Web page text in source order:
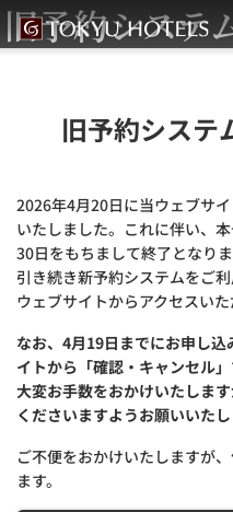
旧予約システ
旧予約システ
2026年4月20日に当ウェブサ
いたしました。これに伴い、
30日をもちまして終了となりま
引き続き新予約システムをご
ウェブサイトからアクセスい
なお、4月19日までにお申し
イトから「確認・キャンセル
大変お手数をおかけいたしま
くださいますようお願いいたし
ご不便をおかけいたしますが
ます。